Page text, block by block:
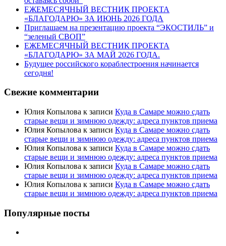
ЕЖЕМЕСЯЧНЫЙ ВЕСТНИК ПРОЕКТА
«БЛАГОДАРЮ» ЗА ИЮНЬ 2026 ГОДА
Приглашаем на презентацию проекта “ЭКОСТИЛЬ” и
“зеленый СВОП”
ЕЖЕМЕСЯЧНЫЙ ВЕСТНИК ПРОЕКТА
«БЛАГОДАРЮ» ЗА МАЙ 2026 ГОДА.
Будущее российского кораблестроения начинается
сегодня!
Свежие комментарии
Юлия Копылова к записи Куда в Самаре можно сдать
старые вещи и зимнюю одежду: адреса пунктов приема
Юлия Копылова к записи Куда в Самаре можно сдать
старые вещи и зимнюю одежду: адреса пунктов приема
Юлия Копылова к записи Куда в Самаре можно сдать
старые вещи и зимнюю одежду: адреса пунктов приема
Юлия Копылова к записи Куда в Самаре можно сдать
старые вещи и зимнюю одежду: адреса пунктов приема
Юлия Копылова к записи Куда в Самаре можно сдать
старые вещи и зимнюю одежду: адреса пунктов приема
Популярные посты